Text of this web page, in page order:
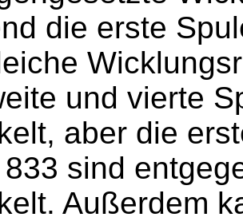
die erste
und vierte
aber die
sind
Außerdem